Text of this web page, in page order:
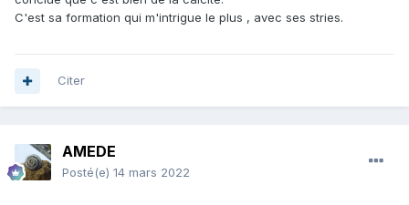
C'est sa formation qui m'intrigue le plus , avec ses stries.
Citer
AMEDE
Posté(e) 14 mars 2022